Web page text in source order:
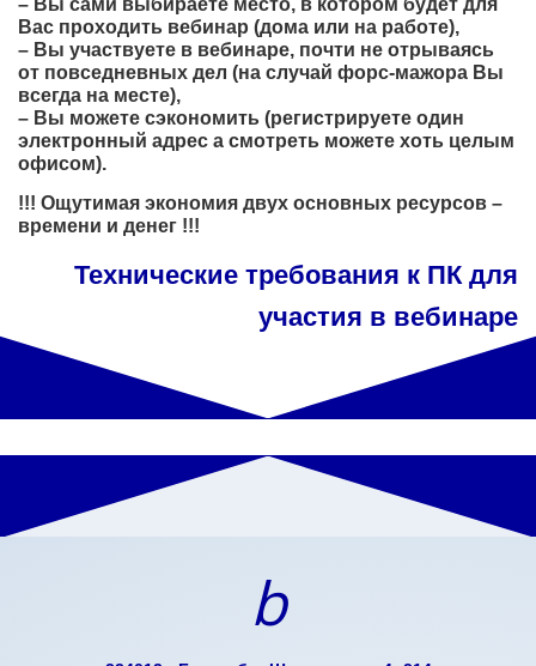
– Вы сами выбираете место, в котором будет для
Вас проходить вебинар (дома или на работе),
– Вы участвуете в вебинаре, почти не отрываясь
от повседневных дел (на случай форс-мажора Вы
всегда на месте),
– Вы можете сэкономить (регистрируете один
электронный адрес а смотреть можете хоть целым
офисом).
!!! Ощутимая экономия двух основных ресурсов –
времени и денег !!!
Технические требования к ПК для
участия в вебинаре